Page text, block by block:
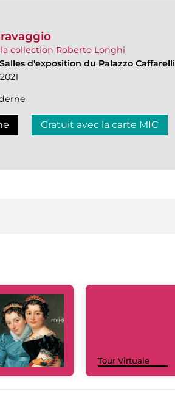
collection Roberto Longhi
Salles d'exposition du Palazzo Caffarelli
Gratuit avec la carte MIC
Tour Virtuale